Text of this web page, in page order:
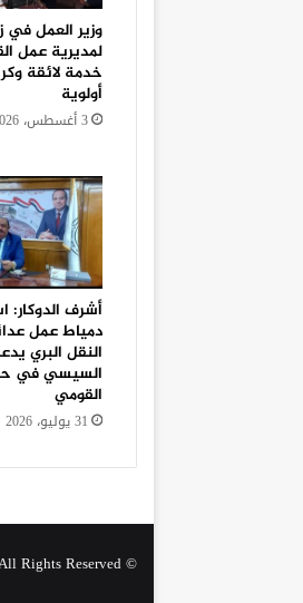
وزير العمل في
لمديرية عمل
خدمة لائقة
أولوية
3 أغسطس، 2026
أشرف الدوكار:
دمياط عمل
النقل البري
السيسي في
القومي
31 يوليو، 2026
© Copyright 2026, All Rights Reserved |